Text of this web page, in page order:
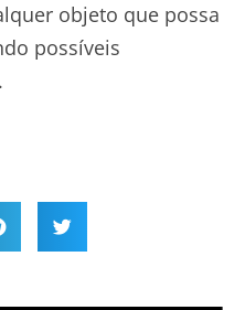
objeto que possa
possíveis